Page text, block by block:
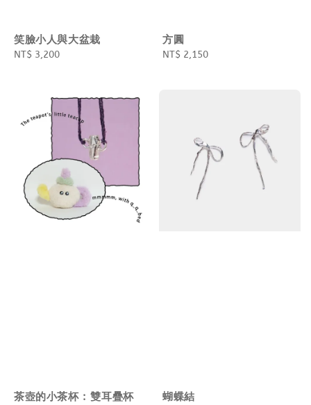
笑臉小人與大盆栽
Regular
NT$ 3,200
方圓
Regular
NT$ 2,150
茶壺的小茶杯 : 雙耳疊杯 蝴蝶結